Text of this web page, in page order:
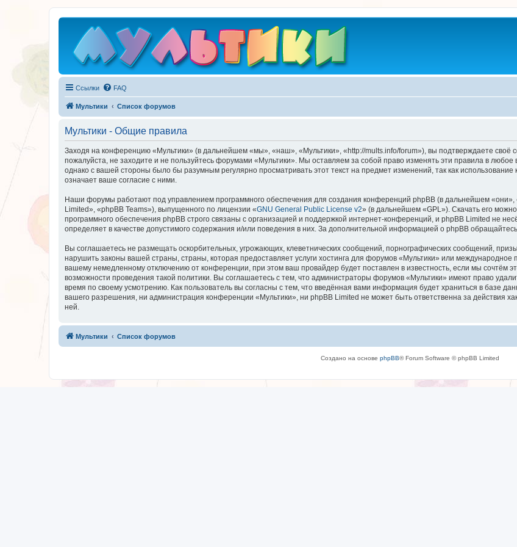
Ссылки FAQ
Мультики Список форумов
Мультики - Общие правила
Заходя на конференцию «Мультики» (в дальнейшем «мы», «наш», «Мультики», «http://mults.info/forum»), вы подтверждаете своё
пожалуйста, не заходите и не пользуйтесь форумами «Мультики». Мы оставляем за собой право изменять эти правила в
однако с вашей стороны было бы разумным регулярно просматривать этот текст на предмет изменений, так как
означает ваше согласие с ними.
Наши форумы работают под управлением программного обеспечения для создания конференций phpBB (в дальнейшем
Limited», «phpBB Teams»), выпущенного по лицензии «GNU General Public License v2» (в дальнейшем «GPL»). Скачать его
программного обеспечения phpBB строго связаны с организацией и поддержкой интернет-конференций, и phpBB Limited не
определяет в качестве допустимого содержания и/или поведения в них. За дополнительной информацией о phpBB
Вы соглашаетесь не размещать оскорбительных, угрожающих, клеветнических сообщений, порнографических сообщений,
нарушить законы вашей страны, страны, которая предоставляет услуги хостинга для форумов «Мультики» или
вашему немедленному отключению от конференции, при этом ваш провайдер будет поставлен в известность, если мы сочтём
возможности проведения такой политики. Вы соглашаетесь с тем, что администраторы форумов «Мультики» имеют право
время по своему усмотрению. Как пользователь вы согласны с тем, что введённая вами информация будет храниться в базе
вашего разрешения, ни администрация конференции «Мультики», ни phpBB Limited не может быть ответственна за действия
ней.
Мультики Список форумов
Создано на основе phpBB® Forum Software © phpBB Limited